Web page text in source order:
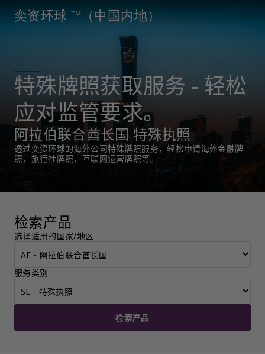
奕资环球 ™（中国内地）
特殊牌照获取服务 - 轻松
应对监管要求。
阿拉伯联合酋长国 特殊执照
透过奕资环球的海外公司特殊牌照服务，轻松申请海外金融牌
照，旅行社牌照，互联网运营牌照等。
检索产品
选择适用的国家/地区
服务类别
检索产品